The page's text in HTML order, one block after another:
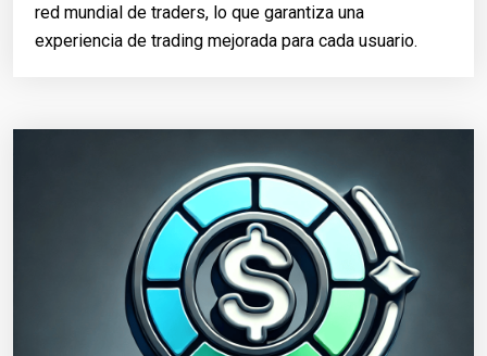
red mundial de traders, lo que garantiza una
experiencia de trading mejorada para cada usuario.